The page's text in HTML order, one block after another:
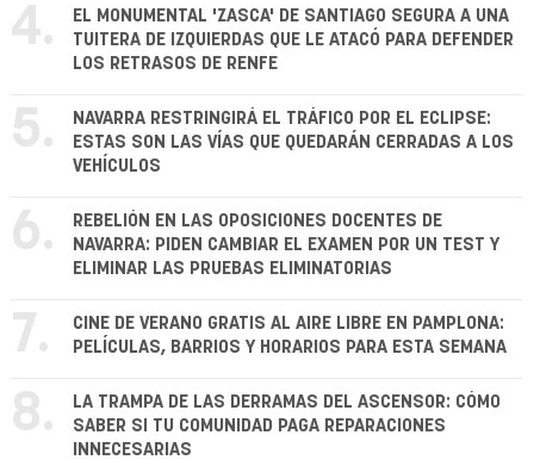
4.
EL MONUMENTAL 'ZASCA' DE SANTIAGO SEGURA A UNA
TUITERA DE IZQUIERDAS QUE LE ATACÓ PARA DEFENDER
LOS RETRASOS DE RENFE
5.
NAVARRA RESTRINGIRÁ EL TRÁFICO POR EL ECLIPSE:
ESTAS SON LAS VÍAS QUE QUEDARÁN CERRADAS A LOS
VEHÍCULOS
6.
REBELIÓN EN LAS OPOSICIONES DOCENTES DE
NAVARRA: PIDEN CAMBIAR EL EXAMEN POR UN TEST Y
ELIMINAR LAS PRUEBAS ELIMINATORIAS
7.
CINE DE VERANO GRATIS AL AIRE LIBRE EN PAMPLONA:
PELÍCULAS, BARRIOS Y HORARIOS PARA ESTA SEMANA
8.
LA TRAMPA DE LAS DERRAMAS DEL ASCENSOR: CÓMO
SABER SI TU COMUNIDAD PAGA REPARACIONES
INNECESARIAS